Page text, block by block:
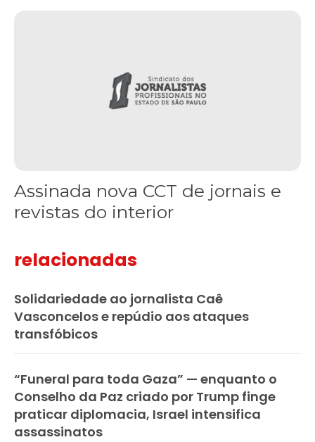
Assinada nova CCT de jornais e
revistas do interior
relacionadas
Solidariedade ao jornalista Caê
Vasconcelos e repúdio aos ataques
transfóbicos
“Funeral para toda Gaza” — enquanto o
Conselho da Paz criado por Trump finge
praticar diplomacia, Israel intensifica
assassinatos